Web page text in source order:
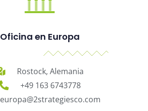
Oficina en Europa
Rostock, Alemania
+49 163 6743778
europa@2strategiesco.com